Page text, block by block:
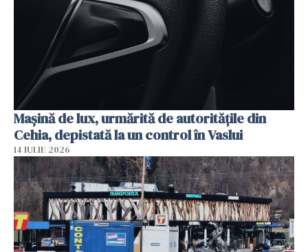
Mașină de lux, urmărită de autoritățile din
Cehia, depistată la un control în Vaslui
14 IULIE 2026